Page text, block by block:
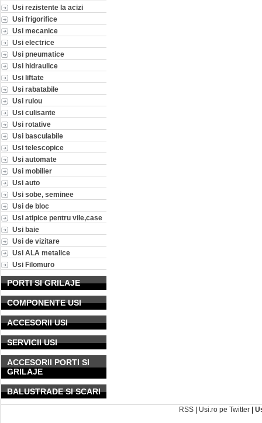
Usi rezistente la acizi
Usi frigorifice
Usi mecanice
Usi electrice
Usi pneumatice
Usi hidraulice
Usi liftate
Usi rabatabile
Usi rulou
Usi culisante
Usi rotative
Usi basculabile
Usi telescopice
Usi automate
Usi mobilier
Usi auto
Usi sobe, seminee
Usi de bloc
Usi atipice pentru vile,case
Usi baie
Usi de vizitare
Usi ALA metalice
Usi Filomuro
PORTI SI GRILAJE
COMPONENTE USI
ACCESORII USI
SERVICII USI
ACCESORII PORTI SI
GRILAJE
BALUSTRADE SI SCARI
RSS | Usi.ro pe Twitter |